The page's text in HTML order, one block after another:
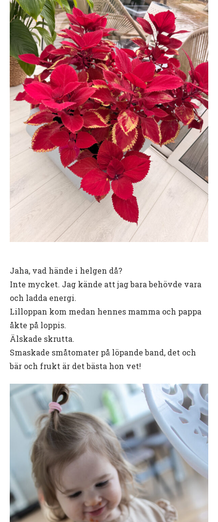
Jaha, vad hände i helgen då?
Inte mycket. Jag kände att jag bara behövde vara
och ladda energi.
Lilloppan kom medan hennes mamma och pappa
åkte på loppis.
Älskade skrutta.
Smaskade småtomater på löpande band, det och
bär och frukt är det bästa hon vet!